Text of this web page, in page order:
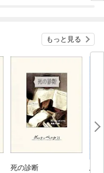
もっと見る
死の診断 悪